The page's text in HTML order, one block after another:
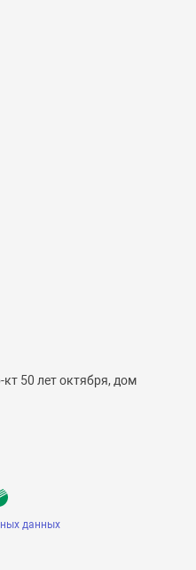
50 лет октября, дом
данных